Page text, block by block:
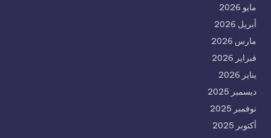
مايو 2026
أبريل 2026
مارس 2026
فبراير 2026
يناير 2026
ديسمبر 2025
نوفمبر 2025
أكتوبر 2025